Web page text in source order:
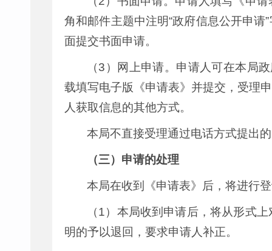
角和邮件主题中注明“政府信息公开申
面提交书面申请。
（3）网上申请。申请人可在本局
载填写电子版《申请表》并提交，受理
人获取信息的其他方式。
本局不直接受理通过电话方式提出
（三）申请的处理
本局在收到《申请表》后，将进行
（1）本局收到申请后，将从形式
明的予以退回，要求申请人补正。